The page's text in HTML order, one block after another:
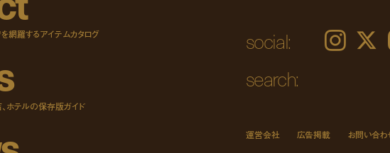
網羅するアイテムカタログ
、ホテルの保存版ガイド
social: Instagram 𝕏
search:
運営会社 広告掲載 お問い合わ